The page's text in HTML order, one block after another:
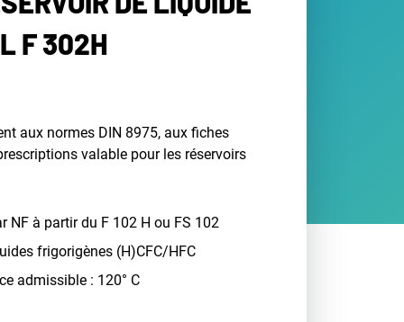
F 302H
aux normes DIN 8975, aux fiches
valable pour les réservoirs
NF à partir du F 102 H ou FS 102
frigorigènes (H)CFC/HFC
admissible : 120° C